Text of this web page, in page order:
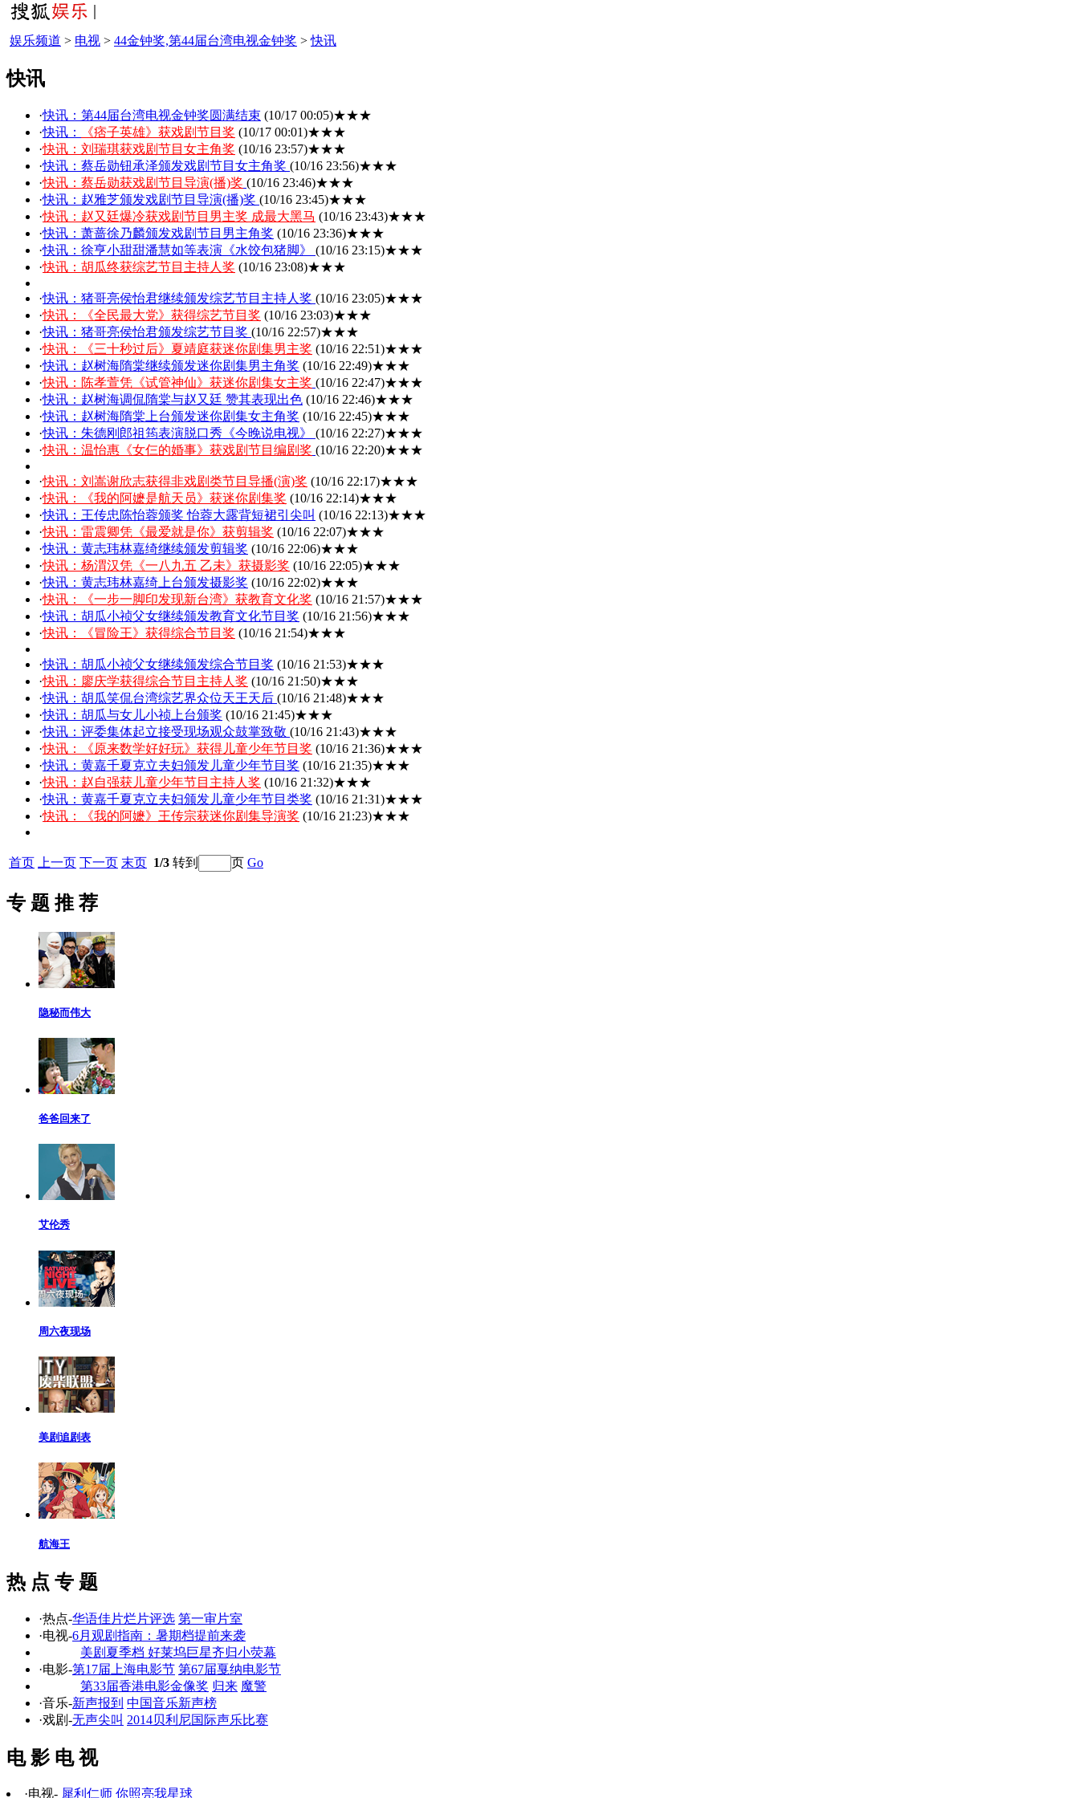
娱乐频道 > 电视 > 44金钟奖,第44届台湾电视金钟奖 >快讯
快讯
·快讯：第44届台湾电视金钟奖圆满结束 (10/17 00:05)★★★
·快讯： 《痞子英雄》获戏剧节目奖 (10/17 00:01)★★★
·快讯：刘瑞琪获戏剧节目女主角奖 (10/16 23:57)★★★
·快讯：蔡岳勋钮承泽颁发戏剧节目女主角奖 (10/16 23:56)★★★
·快讯：蔡岳勋获戏剧节目导演(播)奖 (10/16 23:46)★★★
·快讯：赵雅芝颁发戏剧节目导演(播)奖 (10/16 23:45)★★★
·快讯：赵又廷爆冷获戏剧节目男主奖 成最大黑马 (10/16 23:43)★★★
·快讯：萧蔷徐乃麟颁发戏剧节目男主角奖 (10/16 23:36)★★★
·快讯：徐亨小甜甜潘慧如等表演《水饺包猪脚》 (10/16 23:15)★★★
·快讯：胡瓜终获综艺节目主持人奖 (10/16 23:08)★★★
·快讯：猪哥亮侯怡君继续颁发综艺节目主持人奖 (10/16 23:05)★★★
·快讯：《全民最大党》获得综艺节目奖 (10/16 23:03)★★★
·快讯：猪哥亮侯怡君颁发综艺节目奖 (10/16 22:57)★★★
·快讯：《三十秒过后》夏靖庭获迷你剧集男主奖 (10/16 22:51)★★★
·快讯：赵树海隋棠继续颁发迷你剧集男主角奖 (10/16 22:49)★★★
·快讯：陈孝萱凭《试管神仙》获迷你剧集女主奖 (10/16 22:47)★★★
·快讯：赵树海调侃隋棠与赵又廷 赞其表现出色 (10/16 22:46)★★★
·快讯：赵树海隋棠上台颁发迷你剧集女主角奖 (10/16 22:45)★★★
·快讯：朱德刚郎祖筠表演脱口秀《今晚说电视》 (10/16 22:27)★★★
·快讯：温怡惠《女仨的婚事》获戏剧节目编剧奖 (10/16 22:20)★★★
·快讯：刘嵩谢欣志获得非戏剧类节目导播(演)奖 (10/16 22:17)★★★
·快讯：《我的阿嬷是航天员》获迷你剧集奖 (10/16 22:14)★★★
·快讯：王传忠陈怡蓉颁奖 怡蓉大露背短裙引尖叫 (10/16 22:13)★★★
·快讯：雷震卿凭《最爱就是你》获剪辑奖 (10/16 22:07)★★★
·快讯：黄志玮林嘉绮继续颁发剪辑奖 (10/16 22:06)★★★
·快讯：杨渭汉凭《一八九五 乙未》获摄影奖 (10/16 22:05)★★★
·快讯：黄志玮林嘉绮上台颁发摄影奖 (10/16 22:02)★★★
·快讯：《一步一脚印发现新台湾》获教育文化奖 (10/16 21:57)★★★
·快讯：胡瓜小祯父女继续颁发教育文化节目奖 (10/16 21:56)★★★
·快讯：《冒险王》获得综合节目奖 (10/16 21:54)★★★
·快讯：胡瓜小祯父女继续颁发综合节目奖 (10/16 21:53)★★★
·快讯：廖庆学获得综合节目主持人奖 (10/16 21:50)★★★
·快讯：胡瓜笑侃台湾综艺界众位天王天后 (10/16 21:48)★★★
·快讯：胡瓜与女儿小祯上台颁奖 (10/16 21:45)★★★
·快讯：评委集体起立接受现场观众鼓掌致敬 (10/16 21:43)★★★
·快讯：《原来数学好好玩》获得儿童少年节目奖 (10/16 21:36)★★★
·快讯：黄嘉千夏克立夫妇颁发儿童少年节目奖 (10/16 21:35)★★★
·快讯：赵自强获儿童少年节目主持人奖 (10/16 21:32)★★★
·快讯：黄嘉千夏克立夫妇颁发儿童少年节目类奖 (10/16 21:31)★★★
·快讯：《我的阿嬷》王传宗获迷你剧集导演奖 (10/16 21:23)★★★
首页 上一页 下一页 末页 1/3 转到 页 Go
专 题 推 荐
隐秘而伟大
爸爸回来了
艾伦秀
周六夜现场
美剧追剧表
航海王
热 点 专 题
·热点-华语佳片烂片评选 第一审片室
·电视-6月观剧指南：暑期档提前来袭
美剧夏季档 好莱坞巨星齐归小荧幕
·电影-第17届上海电影节 第67届戛纳电影节
第33届香港电影金像奖 归来 魔警
·音乐-新声报到 中国音乐新声榜
·戏剧-无声尖叫 2014贝利尼国际声乐比赛
电 影 电 视
·电视- 犀利仁师 你照亮我星球